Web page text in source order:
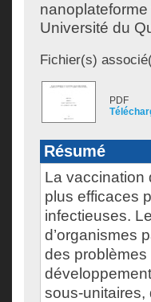
Université du
Fichier(s)
PDF
Résumé
La vaccination
plus efficaces
infectieuses.
d’organismes
des
sous-unitaires,